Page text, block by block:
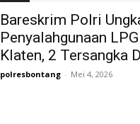
Bareskrim Polri
Penyalahgunaan
Klaten, 2 Tersangka
polresbontang - Mei 4, 2026